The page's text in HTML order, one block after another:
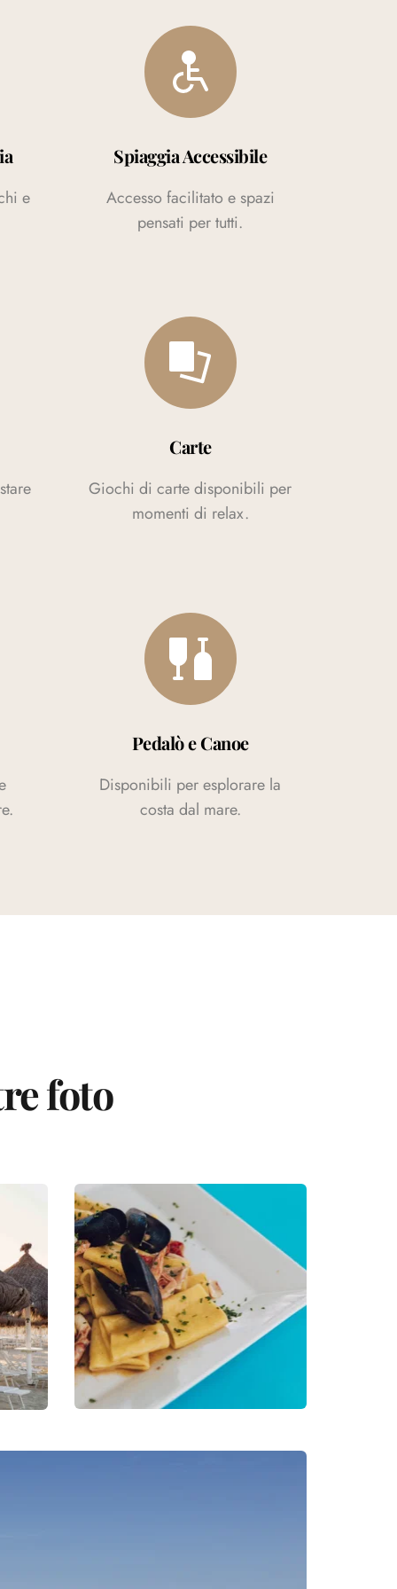
e
Spiaggia Accessibile
Accesso facilitato e spazi
pensati per tutti.
Carte
Giochi di carte disponibili per
momenti di relax.
Pedalò e Canoe
Disponibili per esplorare la
costa dal mare.
foto